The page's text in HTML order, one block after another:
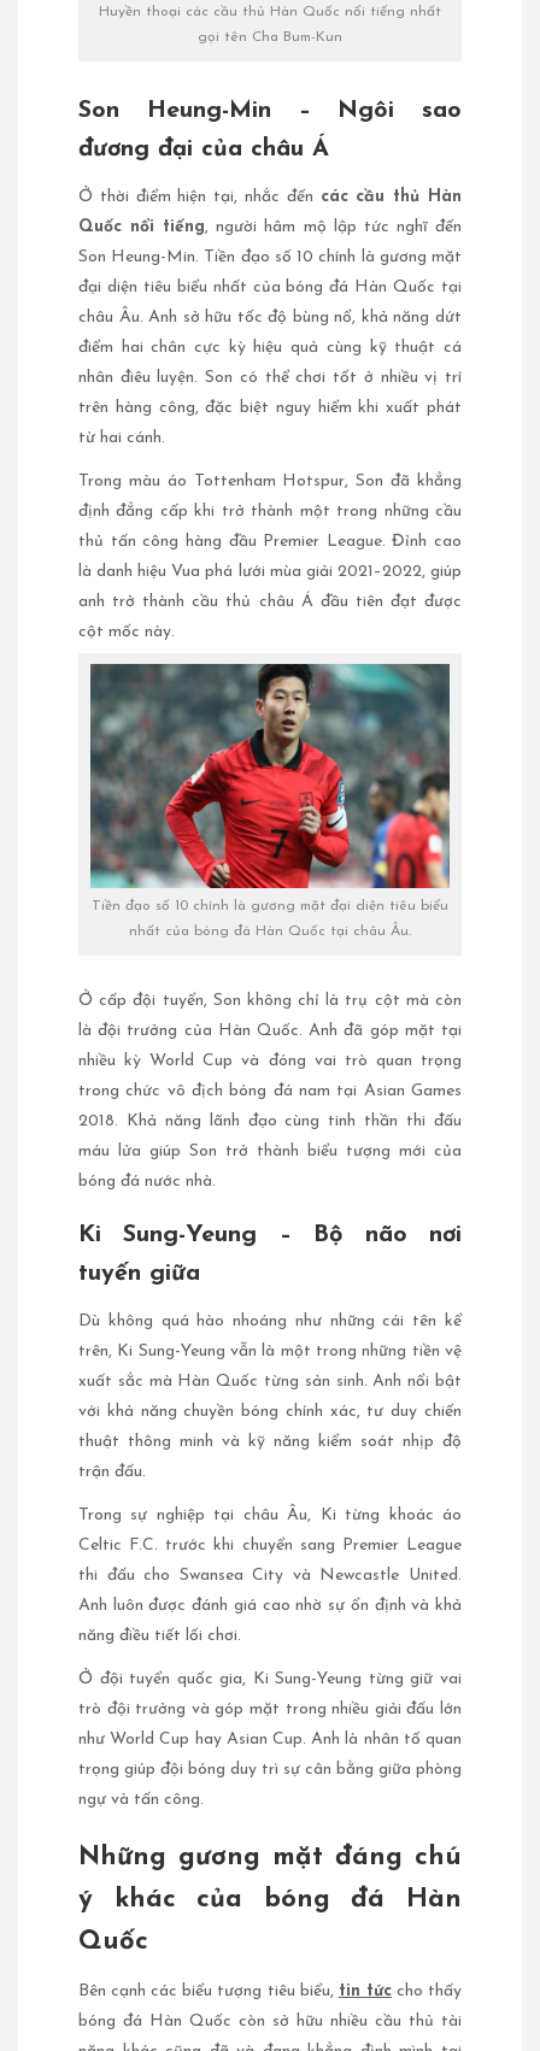
Huyền thoại các cầu thủ Hàn Quốc nổi tiếng nhất
gọi tên Cha Bum-Kun
Son Heung-Min – Ngôi sao
đương đại của châu Á
Ở thời điểm hiện tại, nhắc đến các cầu thủ Hàn
Quốc nổi tiếng, người hâm mộ lập tức nghĩ đến
Son Heung-Min. Tiền đạo số 10 chính là gương mặt
đại diện tiêu biểu nhất của bóng đá Hàn Quốc tại
châu Âu. Anh sở hữu tốc độ bùng nổ, khả năng dứt
điểm hai chân cực kỳ hiệu quả cùng kỹ thuật cá
nhân điêu luyện. Son có thể chơi tốt ở nhiều vị trí
trên hàng công, đặc biệt nguy hiểm khi xuất phát
từ hai cánh.
Trong màu áo Tottenham Hotspur, Son đã khẳng
định đẳng cấp khi trở thành một trong những cầu
thủ tấn công hàng đầu Premier League. Đỉnh cao
là danh hiệu Vua phá lưới mùa giải 2021–2022, giúp
anh trở thành cầu thủ châu Á đầu tiên đạt được
cột mốc này.
Tiền đạo số 10 chính là gương mặt đại diện tiêu biểu
nhất của bóng đá Hàn Quốc tại châu Âu.
Ở cấp đội tuyển, Son không chỉ là trụ cột mà còn
là đội trưởng của Hàn Quốc. Anh đã góp mặt tại
nhiều kỳ World Cup và đóng vai trò quan trọng
trong chức vô địch bóng đá nam tại Asian Games
2018. Khả năng lãnh đạo cùng tinh thần thi đấu
máu lửa giúp Son trở thành biểu tượng mới của
bóng đá nước nhà.
Ki Sung-Yeung – Bộ não nơi
tuyến giữa
Dù không quá hào nhoáng như những cái tên kể
trên, Ki Sung-Yeung vẫn là một trong những tiền vệ
xuất sắc mà Hàn Quốc từng sản sinh. Anh nổi bật
với khả năng chuyền bóng chính xác, tư duy chiến
thuật thông minh và kỹ năng kiểm soát nhịp độ
trận đấu.
Trong sự nghiệp tại châu Âu, Ki từng khoác áo
Celtic F.C. trước khi chuyển sang Premier League
thi đấu cho Swansea City và Newcastle United.
Anh luôn được đánh giá cao nhờ sự ổn định và khả
năng điều tiết lối chơi.
Ở đội tuyển quốc gia, Ki Sung-Yeung từng giữ vai
trò đội trưởng và góp mặt trong nhiều giải đấu lớn
như World Cup hay Asian Cup. Anh là nhân tố quan
trọng giúp đội bóng duy trì sự cân bằng giữa phòng
ngự và tấn công.
Những gương mặt đáng chú
ý khác của bóng đá Hàn
Quốc
Bên cạnh các biểu tượng tiêu biểu, tin tứccho thấy
bóng đá Hàn Quốc còn sở hữu nhiều cầu thủ tài